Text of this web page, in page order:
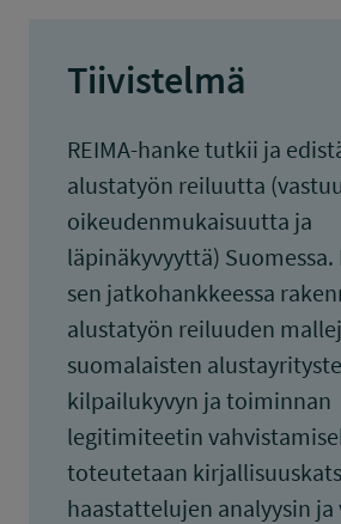
Tiivistelmä
REIMA-hanke tutkii ja
alustatyön reiluutta
oikeudenmukaisuutta ja
läpinäkyvyyttä) Suomessa.
sen jatkohankkeessa
alustatyön reiluuden
suomalaisten
kilpailukyvyn ja toiminnan
legitimiteetin
toteutetaan
haastattelujen analyysin